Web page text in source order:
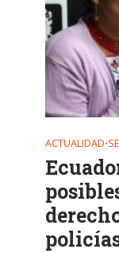
ACTUALIDAD•